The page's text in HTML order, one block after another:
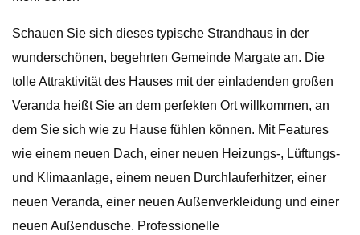
Schauen Sie sich dieses typische Strandhaus in der
wunderschönen, begehrten Gemeinde Margate an. Die
tolle Attraktivität des Hauses mit der einladenden großen
Veranda heißt Sie an dem perfekten Ort willkommen, an
dem Sie sich wie zu Hause fühlen können. Mit Features
wie einem neuen Dach, einer neuen Heizungs-, Lüftungs-
und Klimaanlage, einem neuen Durchlauferhitzer, einer
neuen Veranda, einer neuen Außenverkleidung und einer
neuen Außendusche. Professionelle